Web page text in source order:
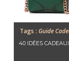
Tags : Guide
40 IDÉES